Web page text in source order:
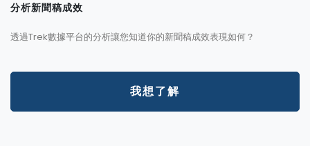
分析新聞稿成效
透過Trek數據平台的分析讓您知道你的新聞稿成效表現如何？
我想了解